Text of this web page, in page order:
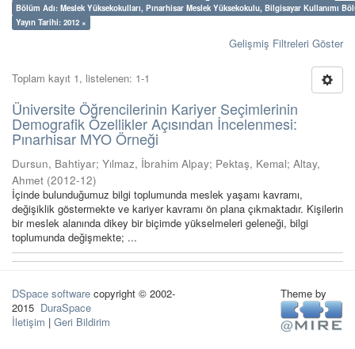
Bölüm Adı: Meslek Yüksekokulları, Pınarhisar Meslek Yüksekokulu, Bilgisayar Kullanımı
Yayın Tarihi: 2012 ×
Gelişmiş Filtreleri Göster
Toplam kayıt 1, listelenen: 1-1
Üniversite Öğrencilerinin Kariyer Seçimlerinin
Demografik Özellikler Açısından İncelenmesi:
Pınarhisar MYO Örneği
Dursun, Bahtiyar; Yılmaz, İbrahim Alpay; Pektaş, Kemal; Altay,
Ahmet (2012-12)
İçinde bulunduğumuz bilgi toplumunda meslek yaşamı kavramı,
değişiklik göstermekte ve kariyer kavramı ön plana çıkmaktadır. Kişilerin
bir meslek alanında dikey bir biçimde yükselmeleri geleneği, bilgi
toplumunda değişmekte; ...
DSpace software copyright © 2002-
2015 DuraSpace
İletişim | Geri Bildirim
Theme by